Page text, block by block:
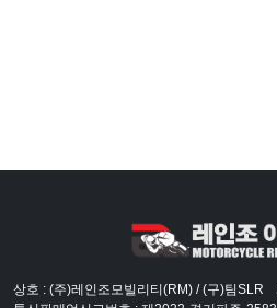
상호 : (주)레인조모빌리티(RM) / (구)팀SLR